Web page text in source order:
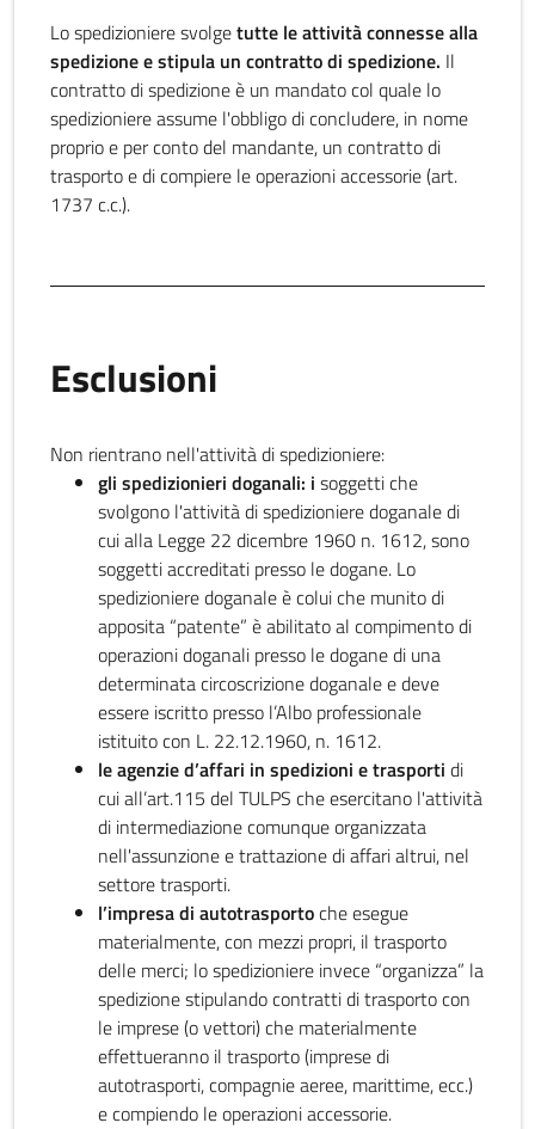
Lo spedizioniere svolgetutte le attività connesse alla
spedizione e stipula un contratto di spedizione. Il
contratto di spedizione è un mandato col quale lo
spedizioniere assume l'obbligo di concludere, in nome
proprio e per conto del mandante, un contratto di
trasporto e di compiere le operazioni accessorie (art.
1737 c.c.).
Esclusioni
Non rientrano nell'attività di spedizioniere:
gli spedizionieri doganali: i soggetti che
svolgono l'attività di spedizioniere doganale di
cui alla Legge 22 dicembre 1960 n. 1612, sono
soggetti accreditati presso le dogane. Lo
spedizioniere doganale è colui che munito di
apposita “patente” è abilitato al compimento di
operazioni doganali presso le dogane di una
determinata circoscrizione doganale e deve
essere iscritto presso l’Albo professionale
istituito con L. 22.12.1960, n. 1612.
le agenzie d’affari in spedizioni e trasporti di
cui all’art.115 del TULPS che esercitano l'attività
di intermediazione comunque organizzata
nell'assunzione e trattazione di affari altrui, nel
settore trasporti.
l’impresa di autotrasportoche esegue
materialmente, con mezzi propri, il trasporto
delle merci; lo spedizioniere invece “organizza” la
spedizione stipulando contratti di trasporto con
le imprese (o vettori) che materialmente
effettueranno il trasporto (imprese di
autotrasporti, compagnie aeree, marittime, ecc.)
e compiendo le operazioni accessorie.